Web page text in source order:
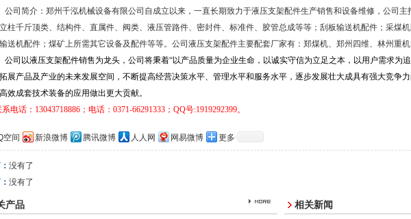
公司简介：郑州千泓机械设备有限公司自成立以来，一直长期致力于液压支架配件生产销售和设备维修，公司主
柱千斤顶类、结构件、直属件、阀类、液压管路件、密封件、标准件、胶管总成等等；刮板输送机配件；采煤机
送机配件；煤矿上所需其它设备及配件等等。公司液压支架配件主要配套厂家有：郑煤机、郑州四维、林州重机
公司以液压支架配件销售为龙头，公司将秉着“以产品质量为企业生命，以诚实守信为立足之本，以用户需求为追
展产品及产业的未来发展空间，不断提高经营决策水平、管理水平和服务水平，逐步发展壮大成具有强大竞争
效成套技术装备的应用做出更大贡献。
电话： 13043718886； 电话：0371-66291333； QQ号:1919292399。
空间 新浪微博 腾讯微博 人人网 网易微博 更多
没有了
没有了
产品 相关新闻